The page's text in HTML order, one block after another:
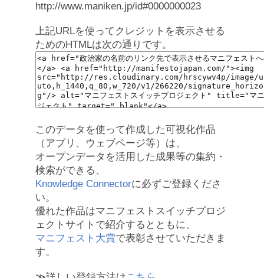
http://www.maniken.jp/id#0000000023
上記URLを使ってクレジットを表示させる
ためのHTMLは次の通りです。
このデータを使って作成した可視化作品
（アプリ、ウェブページ等）は、
オープンデータを活用した成果等の集約・
検索ができる、
Knowledge Connectorに必ずご登録くださ
い。
優れた作品はマニフェストスイッチプロジ
ェクトサイトで紹介するとともに、
マニフェスト大賞で表彰させていただきま
す。